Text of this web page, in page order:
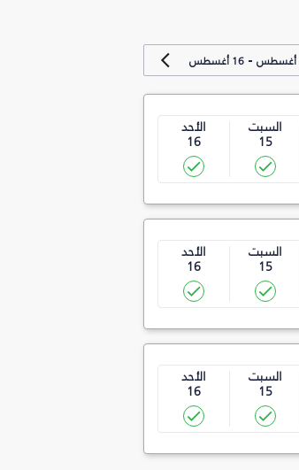
-16 أغسطس
السبت
15
الأحد
16
السبت
15
الأحد
16
السبت
15
الأحد
16